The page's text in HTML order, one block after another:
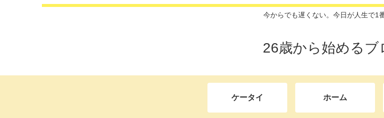
今からでも遅くない。今日が人生で1
26歳から始めるブ
ケータイ ホーム